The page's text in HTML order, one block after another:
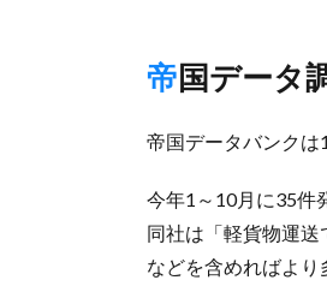
帝国デー
帝国データバンクは
今年1～10月に35件
同社は「軽貨物運
などを含めればより